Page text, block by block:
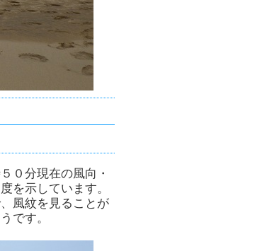
０分現在の風向・
を示しています。
風紋を見ることが
です。